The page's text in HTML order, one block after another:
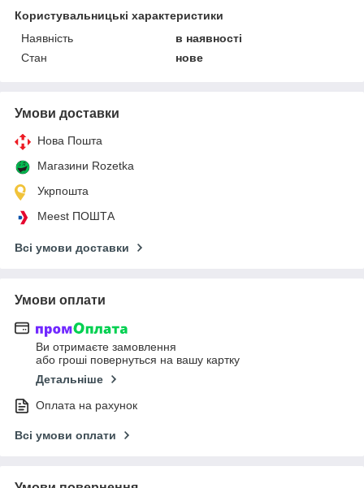
Користувальницькі характеристики
Наявність
в наявності
Стан
нове
Умови доставки
Нова Пошта
Магазини Rozetka
Укрпошта
Meest ПОШТА
Всі умови доставки
Умови оплати
Ви отримаєте замовлення
або гроші повернуться на вашу картку
Детальніше
Оплата на рахунок
Всі умови оплати